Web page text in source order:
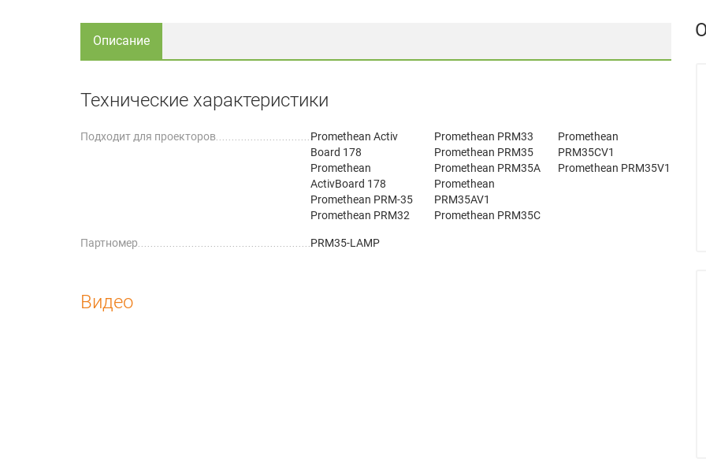
Описание
Технические характеристики
Подходит для проекторов
Promethean Activ
Board 178
Promethean
ActivBoard 178
Promethean PRM-35
Promethean PRM32
Promethean PRM33
Promethean PRM35
Promethean PRM35A
Promethean
PRM35AV1
Promethean PRM35C
Promethean
PRM35CV1
Promethean PRM35V1
Партномер PRM35-LAMP
Видео